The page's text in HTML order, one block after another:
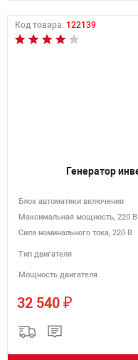
Код товара: 122139
Генератор
Блок автоматики включения
Максимальная мощность, 220 В
Сила номинального тока, 220 В
Тип двигателя
Мощность двигателя
32 540 ₽